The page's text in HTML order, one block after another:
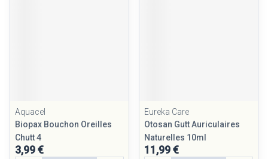
Aquacel
Biopax Bouchon Oreilles
Chutt 4
3,99 €
Eureka Care
Otosan Gutt Auriculaires
Naturelles 10ml
11,99 €